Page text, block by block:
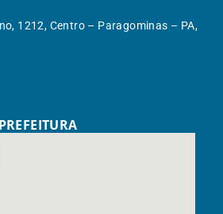
1212, Centro – Paragominas – PA,